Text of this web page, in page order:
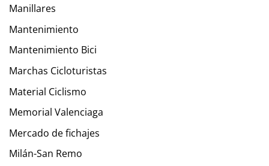
Manillares
Mantenimiento
Mantenimiento Bici
Marchas Cicloturistas
Material Ciclismo
Memorial Valenciaga
Mercado de fichajes
Milán-San Remo